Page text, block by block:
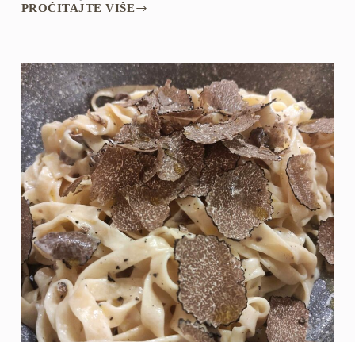
PROČITAJTE VIŠE
DOMAĆI
TARTUFOM